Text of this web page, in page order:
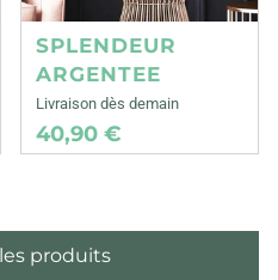
SPLENDEUR
ARGENTEE
Livraison dès demain
40,90 €
produits